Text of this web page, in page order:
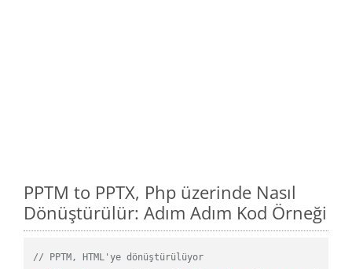
PPTM to PPTX, Php üzerinde Nasıl
Dönüştürülür: Adım Adım Kod Örneği
// PPTM, HTML'ye dönüştürülüyor